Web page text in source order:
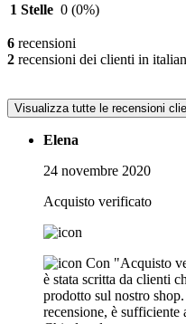
1 Stelle 0 (0%)
6 recensioni
2 recensioni dei clienti in
Visualizza tutte le recensioni
Elena
24 novembre 2020
Acquisto verificato
Con "Acquisto
è stata scritta da clienti
prodotto sul nostro
recensione, è sufficiente